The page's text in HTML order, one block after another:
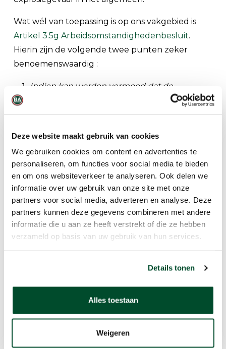
Deze website maakt gebruik van cookies
We gebruiken cookies om content en advertenties te
personaliseren, om functies voor social media te bieden
en om ons websiteverkeer te analyseren. Ook delen we
informatie over uw gebruik van onze site met onze
partners voor social media, adverteren en analyse. Deze
partners kunnen deze gegevens combineren met andere
informatie die u aan ze heeft verstrekt of die ze hebben
verzameld op basis van uw gebruik van hun services.
Details tonen
Alles toestaan
Weigeren
Wat wél van toepassing is op ons vakgebied is
Artikel 3.5g Arbeidsomstandighedenbesluit.
Hierin zijn de volgende twee punten zeker
benoemenswaardig :
Indien kan worden vermoed dat de
atmosfeer op een plaats of in een ruimte in
brand of explosie
werknemer zich alleen bevinden op die
plaats of in die ruimte indien uit onderzoek
blijkt dat het gevaar niet aanwezig is.
Indien uit het onderzoek, bedoeld in het
eerste lid, blijkt dat gevaar voor verstikking,
bedwelming, vergiftiging,brand of explosie
maatregelen genomen, zodat de werknemer
ruimte, bedoeld in het eerste lid, kan
bevinden.
Er is in ieder geval sprake van gevaar voor